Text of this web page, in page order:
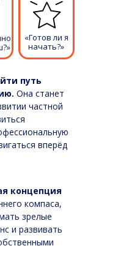
«Готов ли я
начать?»
концепция
компаса,
зрелые
и развивать
путь
Она станет
частной
вперёд